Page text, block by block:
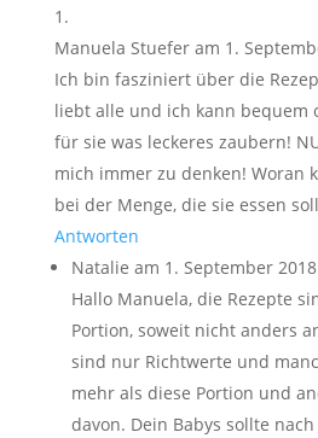
Manuela Stuefer am 1.
Ich bin fasziniert über die
liebt alle und ich kann bequem
für sie was leckeres zaubern!
mich immer zu denken! Woran
bei der Menge, die sie essen
Antworten
Natalie am 1. September
Hallo Manuela, die Rezepte
Portion, soweit nicht anders
sind nur Richtwerte und
mehr als diese Portion und
davon. Dein Babys sollte